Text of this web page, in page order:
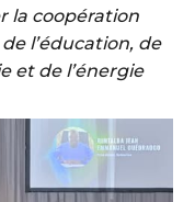
la coopération
l’éducation, de
et de l’énergie